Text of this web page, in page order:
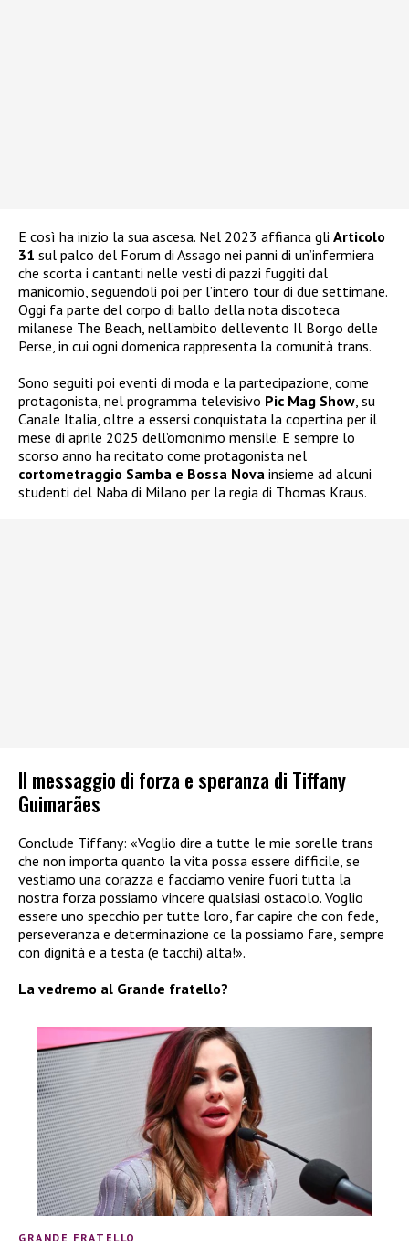
E così ha inizio la sua ascesa. Nel 2023 affianca gli Articolo
31 sul palco del Forum di Assago nei panni di un’infermiera
che scorta i cantanti nelle vesti di pazzi fuggiti dal
manicomio, seguendoli poi per l’intero tour di due settimane.
Oggi fa parte del corpo di ballo della nota discoteca
milanese The Beach, nell’ambito dell’evento Il Borgo delle
Perse, in cui ogni domenica rappresenta la comunità trans.
Sono seguiti poi eventi di moda e la partecipazione, come
protagonista, nel programma televisivo Pic Mag Show, su
Canale Italia, oltre a essersi conquistata la copertina per il
mese di aprile 2025 dell’omonimo mensile. E sempre lo
scorso anno ha recitato come protagonista nel
cortometraggio Samba e Bossa Nova insieme ad alcuni
studenti del Naba di Milano per la regia di Thomas Kraus.
Il messaggio di forza e speranza di Tiffany
Guimarães
Conclude Tiffany: «Voglio dire a tutte le mie sorelle trans
che non importa quanto la vita possa essere difficile, se
vestiamo una corazza e facciamo venire fuori tutta la
nostra forza possiamo vincere qualsiasi ostacolo. Voglio
essere uno specchio per tutte loro, far capire che con fede,
perseveranza e determinazione ce la possiamo fare, sempre
con dignità e a testa (e tacchi) alta!».
La vedremo al Grande fratello?
GRANDE FRATELLO